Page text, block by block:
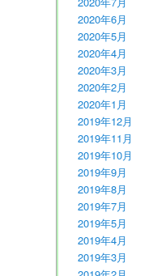
2020年6月
2020年5月
2020年4月
2020年3月
2020年2月
2020年1月
2019年12月
2019年11月
2019年10月
2019年9月
2019年8月
2019年7月
2019年5月
2019年4月
2019年3月